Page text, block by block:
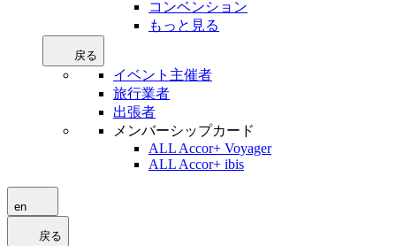
コンベンション
もっと見る
戻る
イベント主催者
旅行業者
出張者
メンバーシップカード
ALL Accor+ Voyager
ALL Accor+ ibis
en
戻る